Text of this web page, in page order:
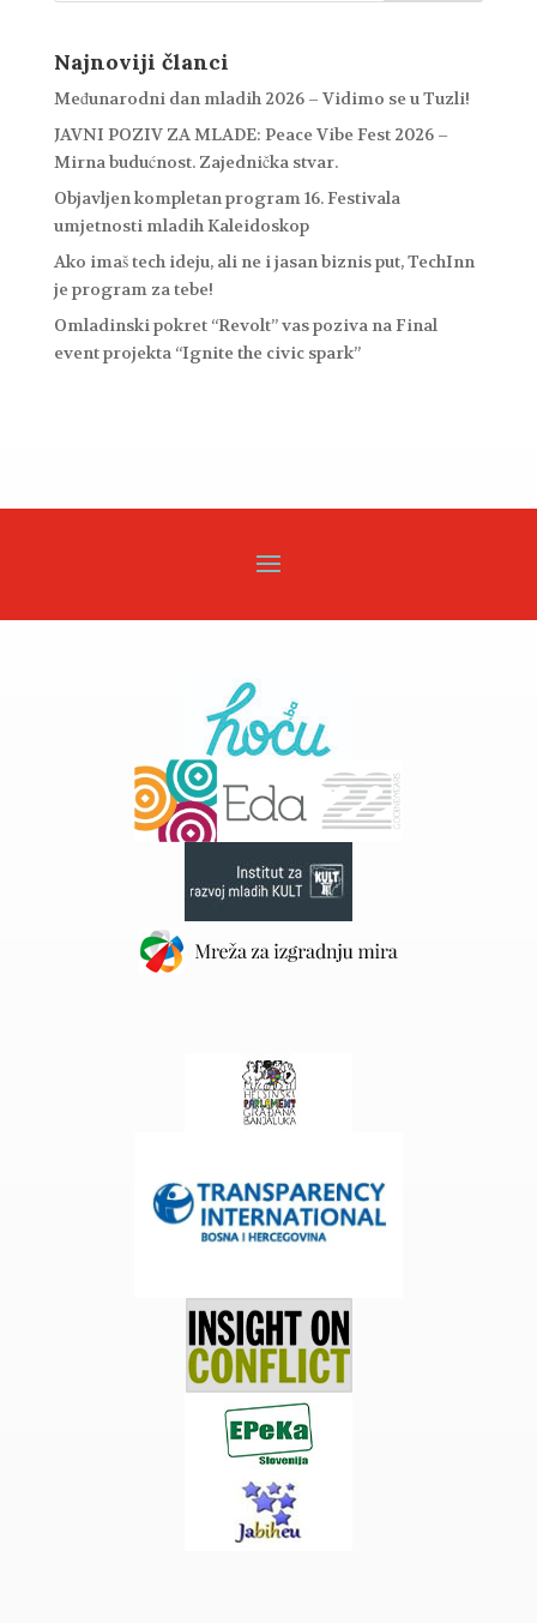
Najnoviji članci
Međunarodni dan mladih 2026 – Vidimo se u Tuzli!
JAVNI POZIV ZA MLADE: Peace Vibe Fest 2026 –
Mirna budućnost. Zajednička stvar.
Objavljen kompletan program 16. Festivala
umjetnosti mladih Kaleidoskop
Ako imaš tech ideju, ali ne i jasan biznis put, TechInn
je program za tebe!
Omladinski pokret “Revolt” vas poziva na Final
event projekta “Ignite the civic spark”